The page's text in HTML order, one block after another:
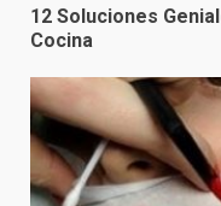
12 Soluciones
Cocina